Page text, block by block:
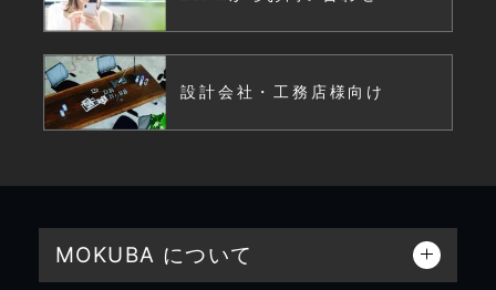
設計会社・工務店様向け
MOKUBA について